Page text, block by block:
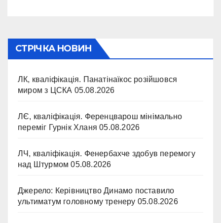
СТРІЧКА НОВИН
ЛК, кваліфікація. Панатінаїкос розійшовся
миром з ЦСКА 05.08.2026
ЛЄ, кваліфікація. Ференцварош мінімально
переміг Гурнік Хланя 05.08.2026
ЛЧ, кваліфікація. Фенербахче здобув перемогу
над Штурмом 05.08.2026
Джерело: Керівництво Динамо поставило
ультиматум головному тренеру 05.08.2026